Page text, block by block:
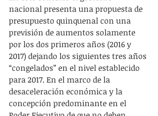
nacional presenta una propuesta de
presupuesto quinquenal con una
previsión de aumentos solamente
por los dos primeros años (2016 y
2017) dejando los siguientes tres años
“congelados” en el nivel establecido
para 2017. En el marco de la
desaceleración económica y la
concepción predominante en el